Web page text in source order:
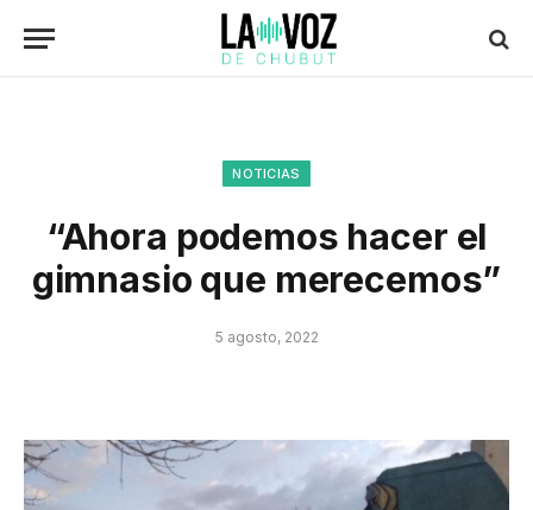
NOTICIAS
“Ahora podemos hacer el
gimnasio que merecemos”
5 agosto, 2022